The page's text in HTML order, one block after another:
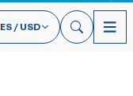
ES / USD